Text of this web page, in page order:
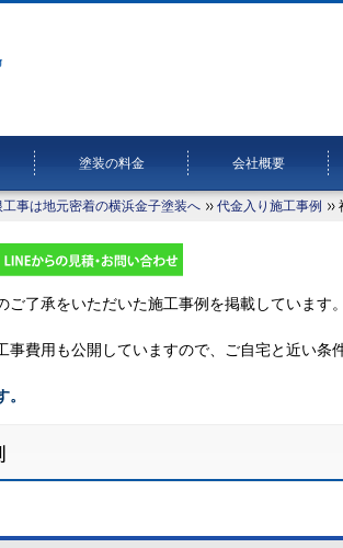
塗装の料金 会社概要
事は地元密着の横浜金子塗装へ 代金入り施工事例
ご了承をいただいた施工事例を掲載しています
事費用も公開していますので、ご自宅と近い条